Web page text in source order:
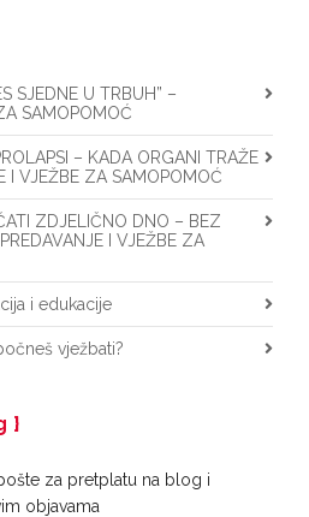
SJEDNE U TRBUH” –
SAMOPOMOĆ
– KADA ORGANI TRAŽE
I VJEŽBE ZA SAMOPOMOĆ
ZDJELIČNO DNO – BEZ
I VJEŽBE ZA
i edukacije
vježbati?
za pretplatu na blog i
objavama